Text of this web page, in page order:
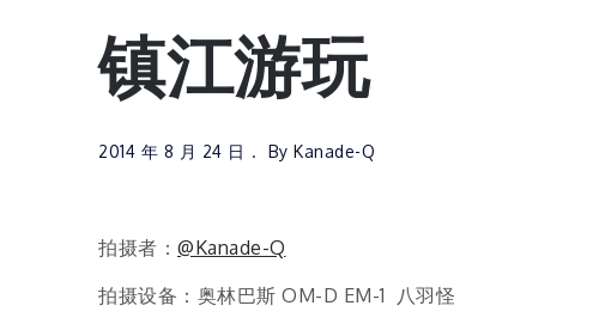
镇江游玩
2014 年 8 月 24 日 By Kanade-Q
拍摄者： @Kanade-Q
拍摄设备：奥林巴斯 OM-D EM-1 八羽怪